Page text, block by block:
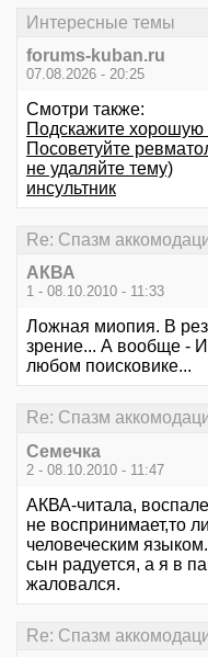
Интересные темы
forums-kuban.ru
07.08.2026 - 20:25
Смотри также:
Подскажите
Посоветуйте
не удаляйте тему)
инсультник
Re: Спазм
АКВА
1 - 08.10.2010 - 11:33
Ложная миопия. В
зрение... А вообще -
любом поисковике...
Re: Спазм
Семечка
2 - 08.10.2010 - 11:47
АКВА-читала,
не воспринимает,то
человеческим
сын радуется, а я в
жаловался.
Re: Спазм